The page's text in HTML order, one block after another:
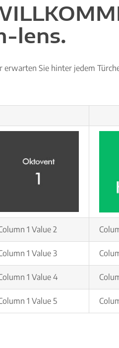
lens.
erwarten Sie hinter jedem
1 Value 2
1 Value 3
1 Value 4
1 Value 5